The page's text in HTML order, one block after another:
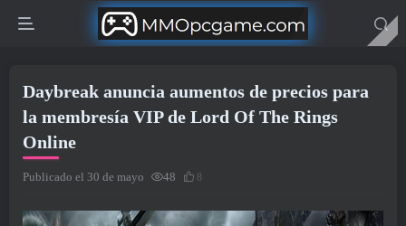
Daybreak anuncia aumentos de precios para
la membresía VIP de Lord Of The Rings
Online
Publicado el 30 de mayo 48 8